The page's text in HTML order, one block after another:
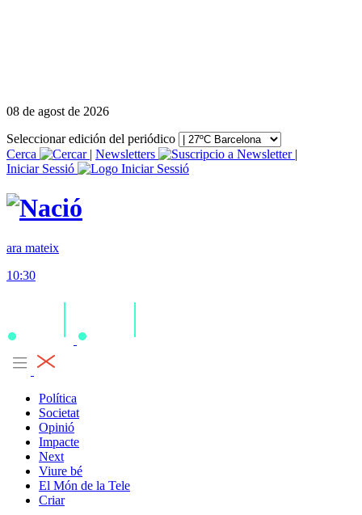
08 de agost de 2026
Seleccionar edición del periódico
Cerca
| Newsletters
|
Iniciar Sessió
ara mateix
10:30
Política
Societat
Opinió
Impacte
Next
Viure bé
El Món de la Tele
Criar